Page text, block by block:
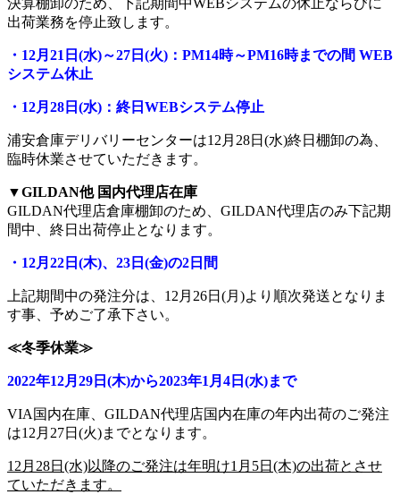
出荷業務を停止致します。
・12月21日(水)～27日(火)：PM14時～PM16時までの間 WEB
システム休止
・12月28日(水)：終日WEBシステム停止
浦安倉庫デリバリーセンターは12月28日(水)終日棚卸の為、
臨時休業させていただきます。
▼GILDAN他 国内代理店在庫
GILDAN代理店倉庫棚卸のため、GILDAN代理店のみ下記期
間中、終日出荷停止となります。
・12月22日(木)、23日(金)の2日間
上記期間中の発注分は、12月26日(月)より順次発送となりま
す事、予めご了承下さい。
≪冬季休業≫
2022年12月29日(木)から2023年1月4日(水)まで
VIA国内在庫、GILDAN代理店国内在庫の年内出荷のご発注
は12月27日(火)までとなります。
12月28日(水)以降のご発注は年明け1月5日(木)の出荷とさせ
ていただきます。